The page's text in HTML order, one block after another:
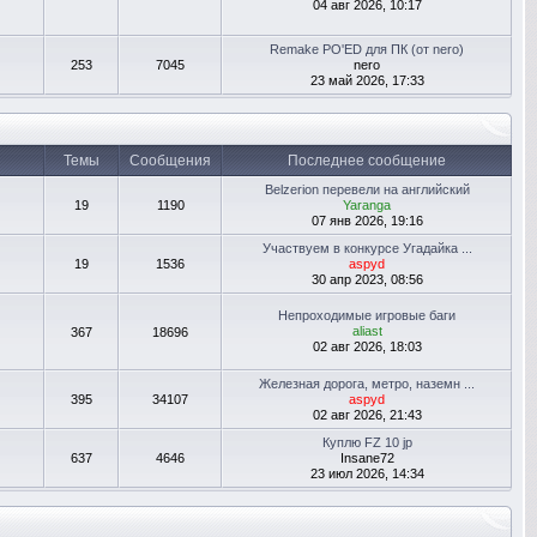
04 авг 2026, 10:17
253 7045
Remake PO'ED для ПК (от nero)
nero
23 май 2026, 17:33
Темы Сообщения Последнее сообщение
19 1190
Belzerion перевели на английский
Yaranga
07 янв 2026, 19:16
19 1536
Участвуем в конкурсе Угадайка ...
aspyd
30 апр 2023, 08:56
367 18696
Непроходимые игровые баги
aliast
02 авг 2026, 18:03
395 34107
Железная дорога, метро, наземн ...
aspyd
02 авг 2026, 21:43
637 4646
Куплю FZ 10 jp
Insane72
23 июл 2026, 14:34